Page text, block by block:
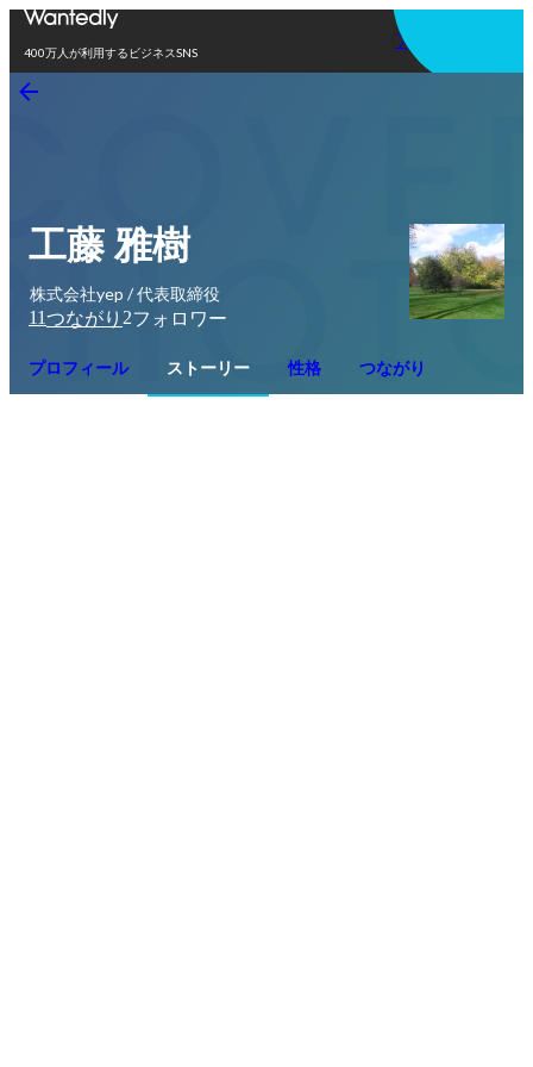
400万人が利用するビジネスSNS
アプリを使う
工藤 雅樹
株式会社yep / 代表取締役
11つながり 2フォロワー
プロフィール ストーリー 性格 つながり